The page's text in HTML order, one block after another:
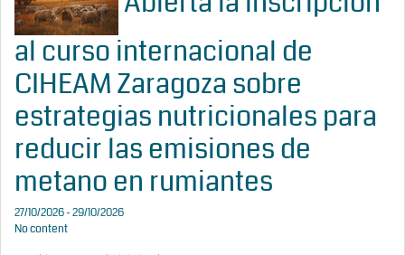
al curso internacional de
CIHEAM Zaragoza sobre
estrategias nutricionales para
reducir las emisiones de
metano en rumiantes
27/10/2026 - 29/10/2026
No content